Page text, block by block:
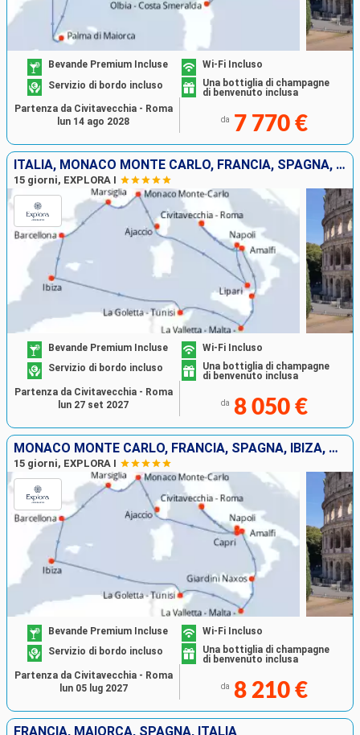
Bevande Premium Incluse
Wi-Fi Incluso
Servizio di bordo incluso
Una bottiglia di champagne
di benvenuto inclusa
da 7 770 €
Partenza da Civitavecchia - Roma
lun 14 ago 2028
ITALIA, MONACO MONTE CARLO, FRANCIA, SPAGNA, IBIZA, TUNISIA, MALTA
15 giorni, EXPLORA I
Bevande Premium Incluse
Wi-Fi Incluso
Servizio di bordo incluso
Una bottiglia di champagne
di benvenuto inclusa
da 8 050 €
Partenza da Civitavecchia - Roma
lun 27 set 2027
MONACO MONTE CARLO, FRANCIA, SPAGNA, IBIZA, TUNISIA, MALTA, ITALIA
15 giorni, EXPLORA I
Bevande Premium Incluse
Wi-Fi Incluso
Servizio di bordo incluso
Una bottiglia di champagne
di benvenuto inclusa
da 8 210 €
Partenza da Civitavecchia - Roma
lun 05 lug 2027
FRANCIA, MAIORCA, SPAGNA, ITALIA